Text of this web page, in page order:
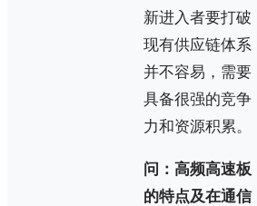
新进入者要打破
现有供应链体系
并不容易，需要
具备很强的竞争
力和资源积累。
问：高频高速板
的特点及在通信